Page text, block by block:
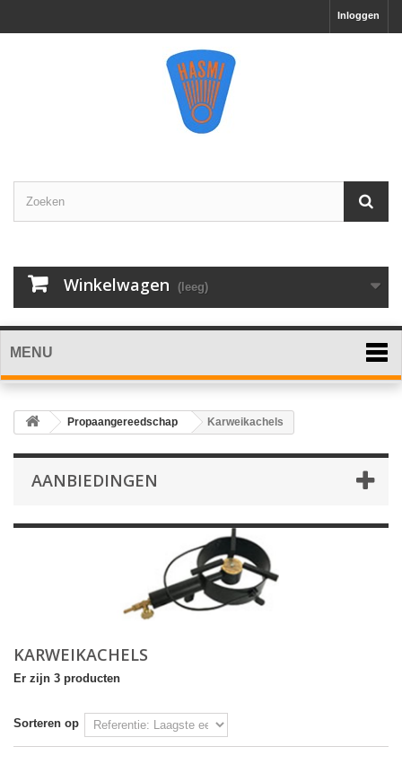
Inloggen
Winkelwagen (leeg)
MENU
Propaangereedschap Karweikachels
AANBIEDINGEN
KARWEIKACHELS
Er zijn 3 producten
Sorteren op